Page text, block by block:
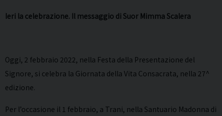
Ieri la celebrazione. Il messaggio di Suor Mimma Scalera
Oggi, 2 febbraio 2022, nella Festa della Presentazione del
Signore, si celebra la Giornata della Vita Consacrata, nella 27^
edizione.
Per l’occasione il 1 febbraio, a Trani, nella Santuario Madonna di